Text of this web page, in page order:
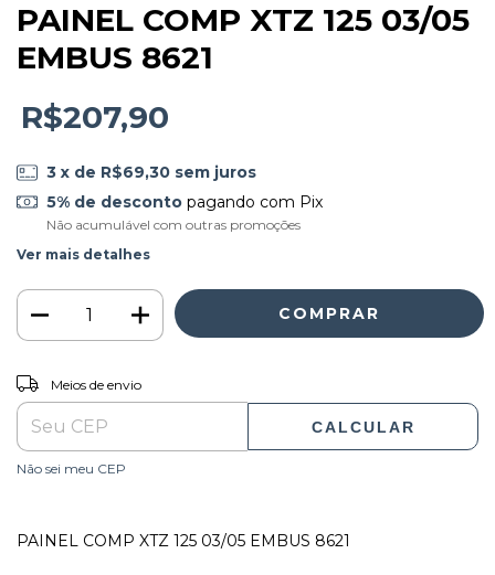
PAINEL COMP XTZ 125 03/05
EMBUS 8621
R$207,90
3 x de R$69,30 sem juros
5% de descontopagando com Pix
Não acumulável com outras promoções
Ver mais detalhes
Entregas para o CEP:
Meios de envio
CALCULAR
Não sei meu CEP
PAINEL COMP XTZ 125 03/05 EMBUS 8621